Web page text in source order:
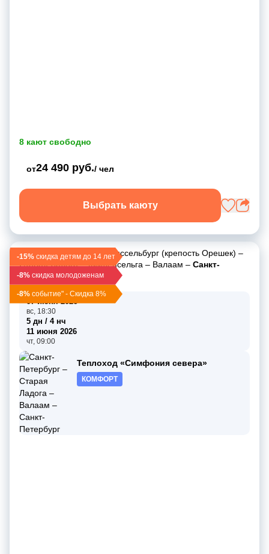
8 кают свободно
от24 490 руб./ чел
Выбрать каюту
-15% скидка детям до 14 лет
-8% скидка молодоженам
-8% событие" - Скидка 8%
Санкт-Петербург – Шлиссельбург (крепость Орешек) –
Старая Ладога–Хийденсельга – Валаам – Санкт-
Петербург
07 июня 2026
вс, 18:30
5 дн / 4 нч
11 июня 2026
чт, 09:00
Теплоход «Симфония севера»
КОМФОРТ